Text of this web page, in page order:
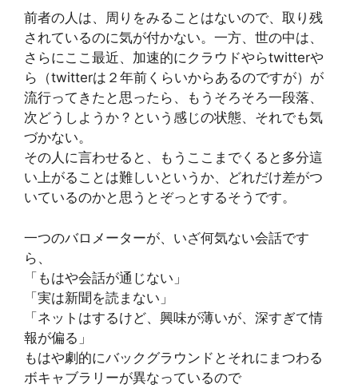
前者の人は、周りをみることはないので、取り残
されているのに気が付かない。一方、世の中は、
さらにここ最近、加速的にクラウドやらtwitterや
ら（twitterは２年前くらいからあるのですが）が
流行ってきたと思ったら、もうそろそろ一段落、
次どうしようか？という感じの状態、それでも気
づかない。
その人に言わせると、もうここまでくると多分這
い上がることは難しいというか、どれだけ差がつ
いているのかと思うとぞっとするそうです。
一つのバロメーターが、いざ何気ない会話です
ら、
「もはや会話が通じない」
「実は新聞を読まない」
「ネットはするけど、興味が薄いが、深すぎて情
報が偏る」
もはや劇的にバックグラウンドとそれにまつわる
ボキャブラリーが異なっているので